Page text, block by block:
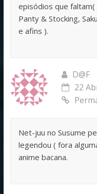
episódios que faltam(
Panty & Stocking,
e afins ).
D@F
22
Net-juu no Susume
legendou ( fora
anime bacana.